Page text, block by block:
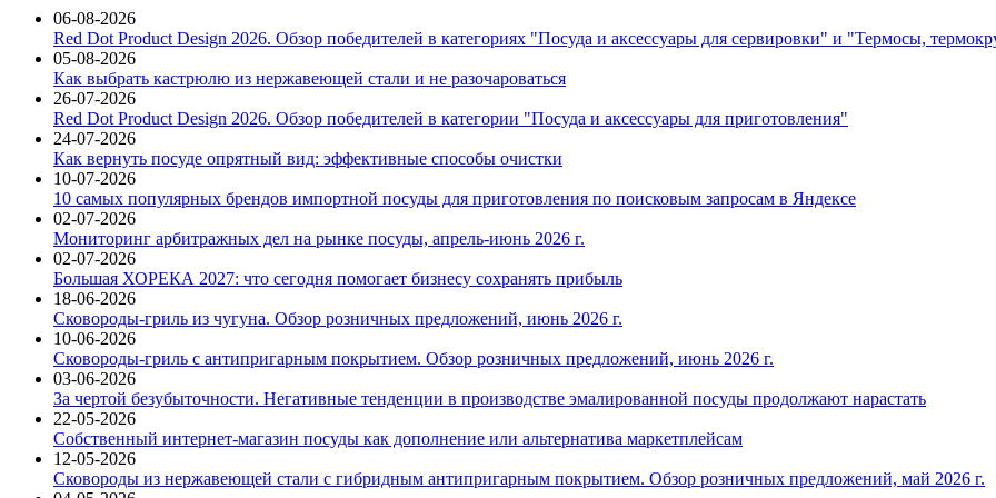
06-08-2026
Red Dot Product Design 2026. Обзор победителей в категориях "Посуда и аксессуары для сервировки" и "Термосы,
05-08-2026
Как выбрать кастрюлю из нержавеющей стали и не разочароваться
26-07-2026
Red Dot Product Design 2026. Обзор победителей в категории "Посуда и аксессуары для приготовления"
24-07-2026
Как вернуть посуде опрятный вид: эффективные способы очистки
10-07-2026
10 самых популярных брендов импортной посуды для приготовления по поисковым запросам в Яндексе
02-07-2026
Мониторинг арбитражных дел на рынке посуды, апрель-июнь 2026 г.
02-07-2026
Большая ХОРЕКА 2027: что сегодня помогает бизнесу сохранять прибыль
18-06-2026
Сковороды-гриль из чугуна. Обзор розничных предложений, июнь 2026 г.
10-06-2026
Сковороды-гриль с антипригарным покрытием. Обзор розничных предложений, июнь 2026 г.
03-06-2026
За чертой безубыточности. Негативные тенденции в производстве эмалированной посуды продолжают нарастать
22-05-2026
Собственный интернет-магазин посуды как дополнение или альтернатива маркетплейсам
12-05-2026
Сковороды из нержавеющей стали с гибридным антипригарным покрытием. Обзор розничных предложений, май 2026 г.